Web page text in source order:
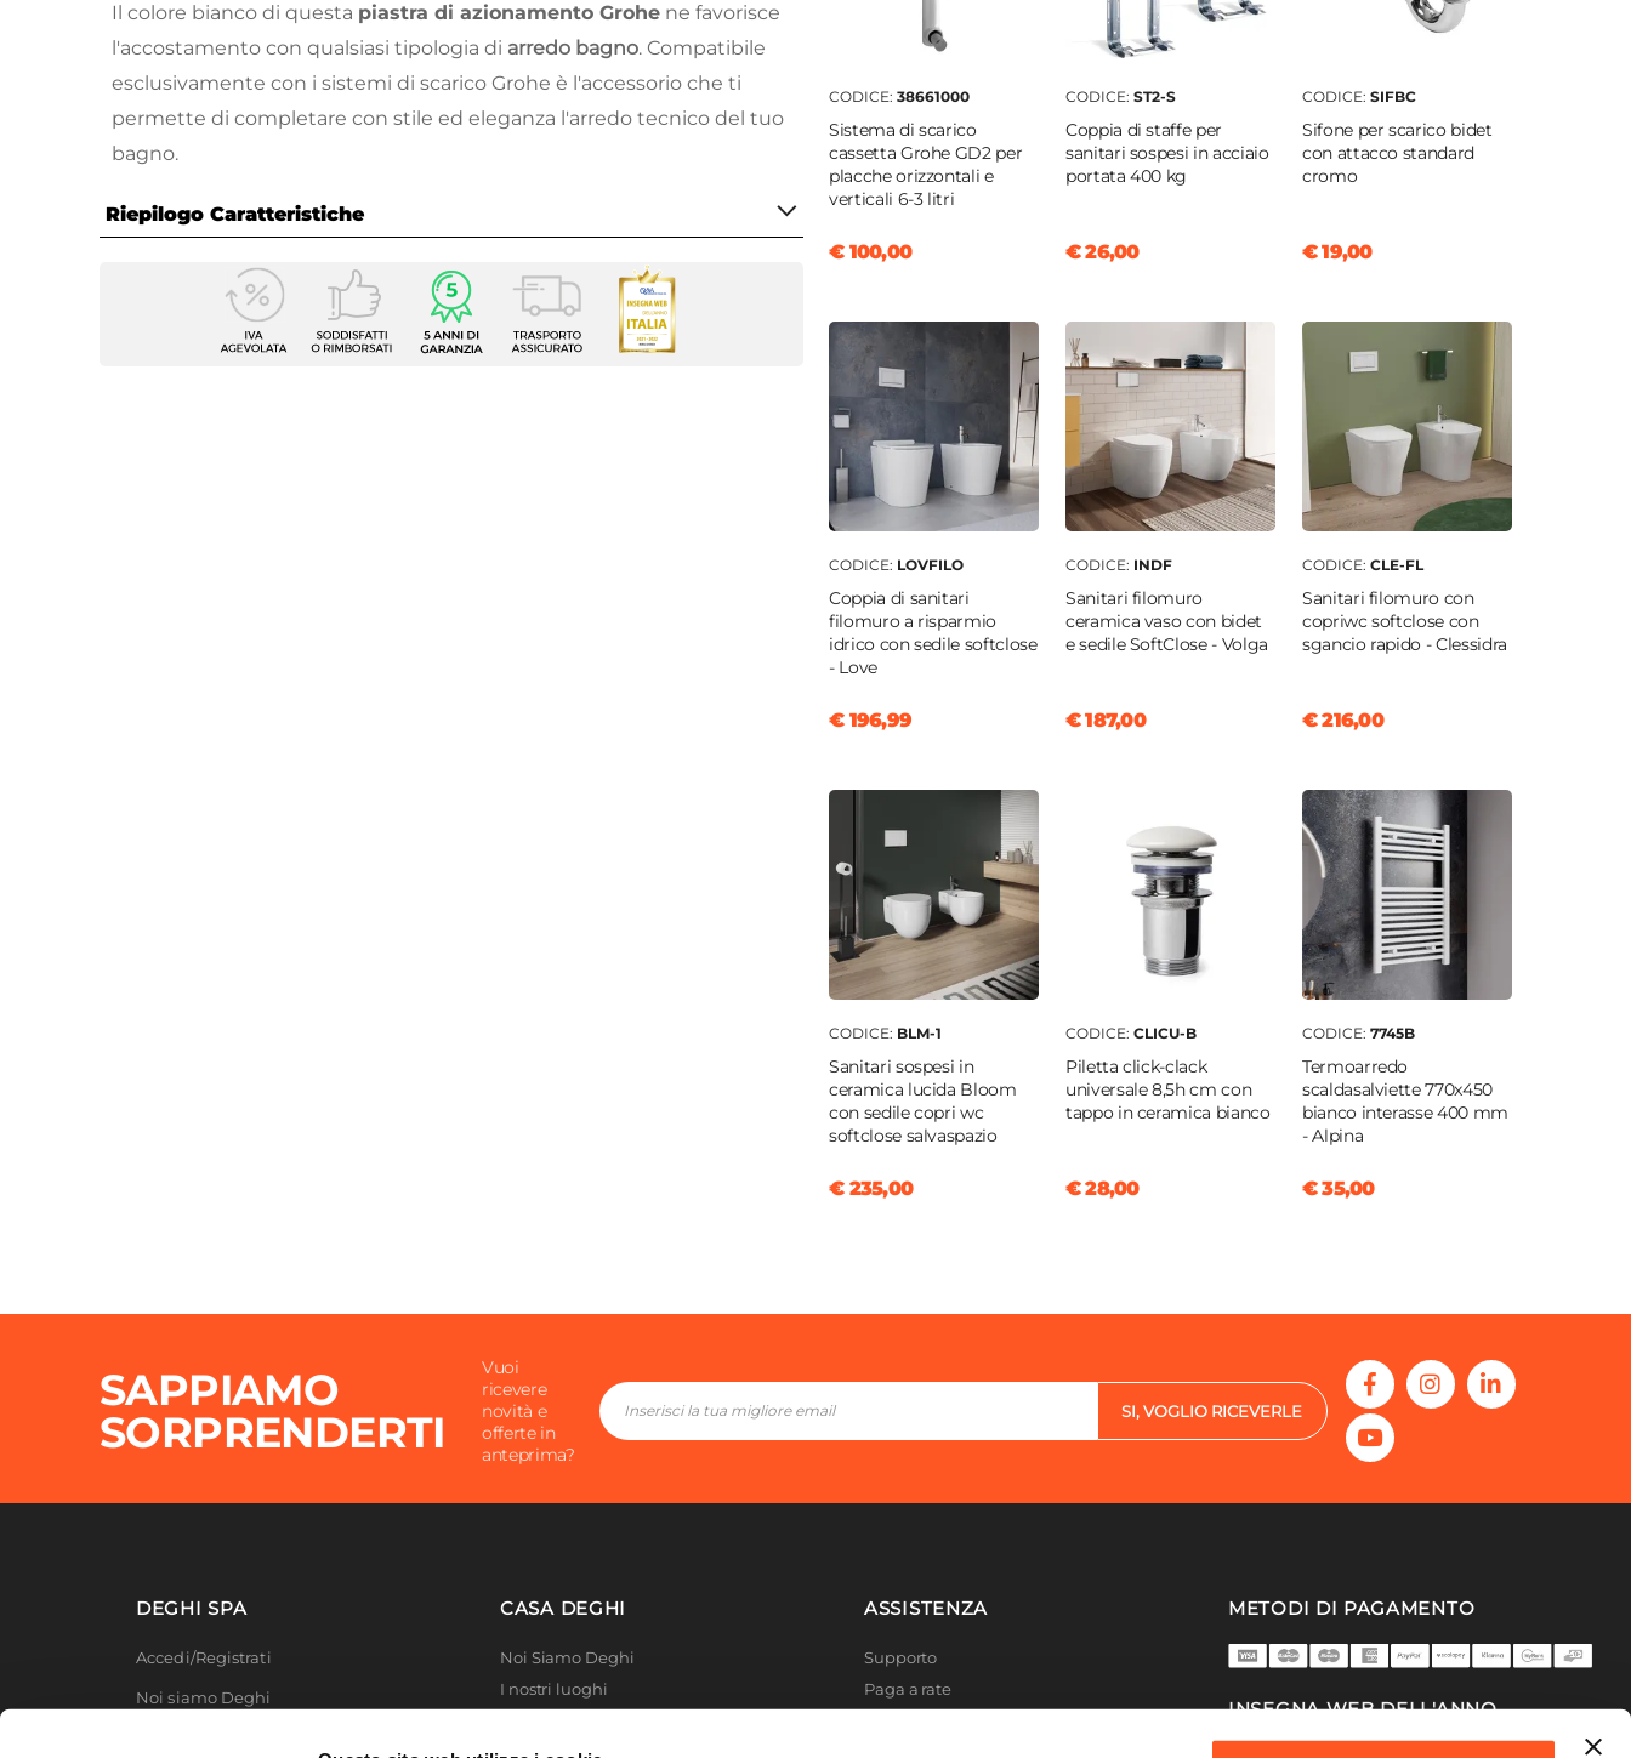
Il colore bianco di questa piastra di azionamento Grohe ne favorisce
l'accostamento con qualsiasi tipologia di arredo bagno. Compatibile
esclusivamente con i sistemi di scarico Grohe è l'accessorio che ti
permette di completare con stile ed eleganza l'arredo tecnico del tuo
bagno.
Riepilogo Caratteristiche
Caratteristiche
Placca di comando
Grohe
CODICE: 38661000
Sistema di scarico
cassetta Grohe GD2 per
placche orizzontali e
verticali 6-3 litri
€ 100,00
CODICE: ST2-S
Coppia di staffe per
sanitari sospesi in acciaio
portata 400 kg
€ 26,00
CODICE: SIFBC
Sifone per scarico bidet
con attacco standard
cromo
€ 19,00
CODICE: LOVFILO
Coppia di sanitari
filomuro a risparmio
idrico con sedile softclose
- Love
€ 196,99
CODICE: INDF
Sanitari filomuro
ceramica vaso con bidet
e sedile SoftClose - Volga
€ 187,00
CODICE: CLE-FL
Sanitari filomuro con
copriwc softclose con
sgancio rapido - Clessidra
€ 216,00
CODICE: BLM-1
Sanitari sospesi in
ceramica lucida Bloom
con sedile copri wc
softclose salvaspazio
€ 235,00
CODICE: CLICU-B
Piletta click-clack
universale 8,5h cm con
tappo in ceramica bianco
€ 28,00
CODICE: 7745B
Termoarredo
scaldasalviette 770x450
bianco interasse 400 mm
- Alpina
€ 35,00
SAPPIAMO
SORPRENDERTI
Vuoi
ricevere
novità e
offerte in
anteprima?
SI, VOGLIO RICEVERLE
DEGHI SPA
Accedi/Registrati
Noi siamo Deghi
CASA DEGHI
Noi Siamo Deghi
I nostri luoghi
MFT - La produzione
ASSISTENZA
Supporto
Paga a rate
METODI DI PAGAMENTO
INSEGNA WEB DELL'ANNO